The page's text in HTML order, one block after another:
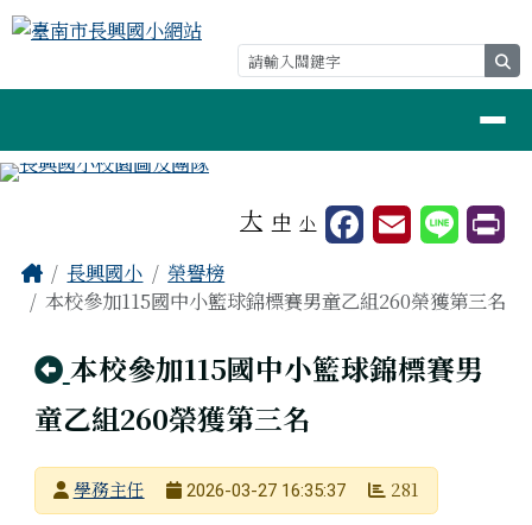
跳至主內容區
臺南市長興國小網站
大 中 小
主內容區域
Home
長興國小
榮譽榜
本校參加115國中小籃球錦標賽男童乙組260榮獲第三名
回上頁
本校參加115國中小籃球錦標賽男
童乙組260榮獲第三名
發布者學務主任
2026-03-27 16:35:37 281
頁尾區域